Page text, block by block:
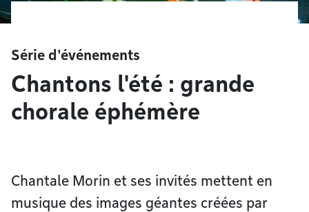
Série d'événements
Chantons l'été : grande
chorale éphémère
Chantale Morin et ses invités mettent en
musique des images géantes créées par